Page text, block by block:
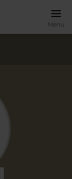
Menu